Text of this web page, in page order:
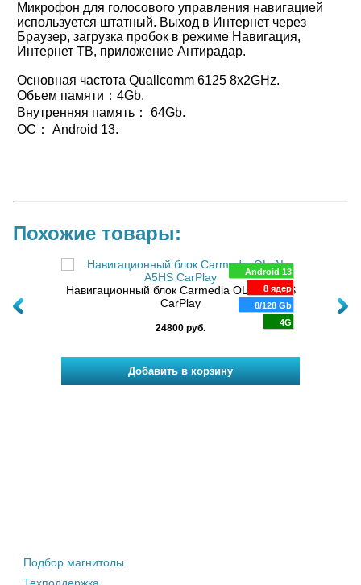
Микрофон для голосового управления навигацией
используется штатный. Выход в Интернет через
Браузер, загрузка пробок в режиме Навигация,
Интернет ТВ, приложение Антирадар.
Основная частота Quallcomm 6125 8x2GHz.
Объем памяти：4Gb.
Внутренняя память： 64Gb.
ОС： Android 13.
Похожие товары:
Android 13
8 ядер
8/128 Gb
4G
Навигационный блок Carmedia OL-AI-A5HS
CarPlay
24800 руб.
Подбор магнитолы